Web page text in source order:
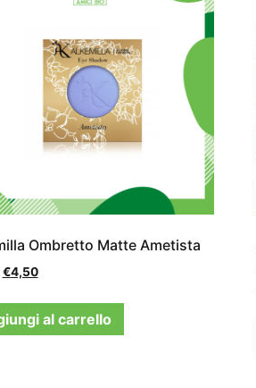
Ombretto Matte Ametista
€4,50
al carrello